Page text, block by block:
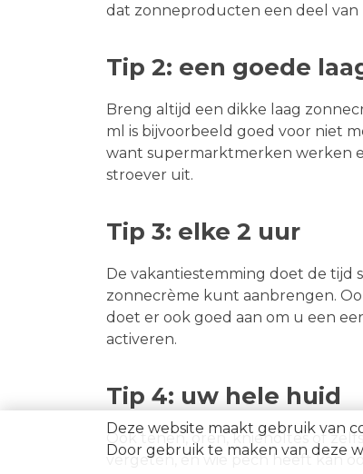
dat zonneproducten een deel
Tip 2: een goede
Breng altijd een dikke laag
ml is bijvoorbeeld goed voor niet
want supermarktmerken werken
stroever uit.
Tip 3: elke 2 uur
De vakantiestemming doet de tijd
zonnecrème kunt aanbrengen.
doet er ook goed aan om u een
activeren.
Tip 4: uw hele huid
Ook tenen, oren, knieholtes of
vergeten, en wie pech heeft kan
Deze website maakt gebruik van
Door gebruik te maken van deze